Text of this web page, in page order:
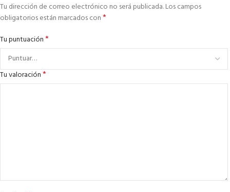
Tu dirección de correo electrónico no será publicada.Los campos
obligatorios están marcados con*
Tu puntuación*
Tu valoración*